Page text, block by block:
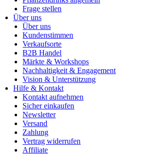
Frage stellen
Über uns
Über uns
Kundenstimmen
Verkaufsorte
B2B Handel
Märkte & Workshops
Nachhaltigkeit & Engagement
Vision & Unterstützung
Hilfe & Kontakt
Kontakt aufnehmen
Sicher einkaufen
Newsletter
Versand
Zahlung
Vertrag widerrufen
Affiliate